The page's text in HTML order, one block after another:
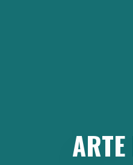
ARTE